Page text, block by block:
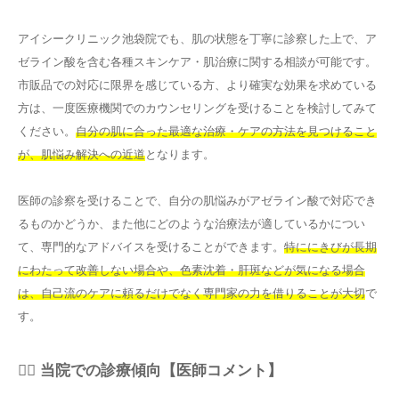
アイシークリニック池袋院でも、肌の状態を丁寧に診察した上で、ア
ゼライン酸を含む各種スキンケア・肌治療に関する相談が可能です。
市販品での対応に限界を感じている方、より確実な効果を求めている
方は、一度医療機関でのカウンセリングを受けることを検討してみて
ください。 自分の肌に合った最適な治療・ケアの方法を見つけること
が、肌悩み解決への近道となります。
医師の診察を受けることで、自分の肌悩みがアゼライン酸で対応でき
るものかどうか、また他にどのような治療法が適しているかについ
て、専門的なアドバイスを受けることができます。 特ににきびが長期
にわたって改善しない場合や、色素沈着・肝斑などが気になる場合
は、自己流のケアに頼るだけでなく専門家の力を借りることが大切で
す。
👨‍⚕️ 当院での診療傾向【医師コメント】